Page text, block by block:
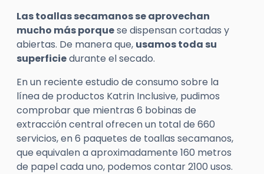
Las toallas secamanos se aprovechan
mucho más porquese dispensan cortadas y
abiertas. De manera que, usamos toda su
superficiedurante el secado.
En un reciente estudio de consumo sobre la
línea de productos Katrin Inclusive, pudimos
comprobar que mientras 6 bobinas de
extracción central ofrecen un total de 660
servicios, en 6 paquetes de toallas secamanos,
que equivalen a aproximadamente 160 metros
de papel cada uno, podemos contar 2100 usos.